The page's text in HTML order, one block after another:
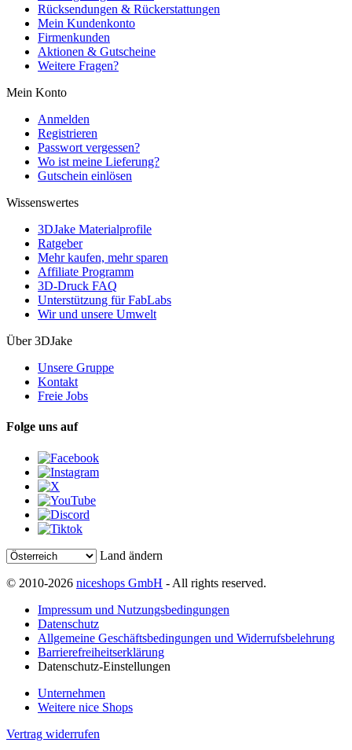
Rücksendungen & Rückerstattungen
Mein Kundenkonto
Firmenkunden
Aktionen & Gutscheine
Weitere Fragen?
Mein Konto
Anmelden
Registrieren
Passwort vergessen?
Wo ist meine Lieferung?
Gutschein einlösen
Wissenswertes
3DJake Materialprofile
Ratgeber
Mehr kaufen, mehr sparen
Affiliate Programm
3D-Druck FAQ
Unterstützung für FabLabs
Wir und unsere Umwelt
Über 3DJake
Unsere Gruppe
Kontakt
Freie Jobs
Folge uns auf
Land ändern
© 2010-2026 niceshops GmbH - All rights reserved.
Impressum und Nutzungsbedingungen
Datenschutz
Allgemeine Geschäftsbedingungen und Widerrufsbelehrung
Barrierefreiheitserklärung
Datenschutz-Einstellungen
Unternehmen
Weitere nice Shops
Vertrag widerrufen